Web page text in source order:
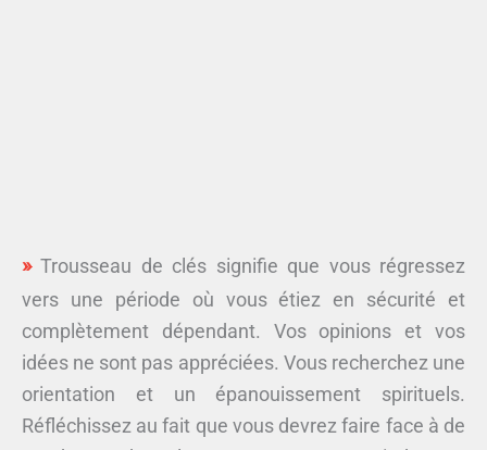
Trousseau de clés signifie que vous régressez
vers une période où vous étiez en sécurité et
complètement dépendant. Vos opinions et vos
idées ne sont pas appréciées. Vous recherchez une
orientation et un épanouissement spirituels.
Réfléchissez au fait que vous devrez faire face à de